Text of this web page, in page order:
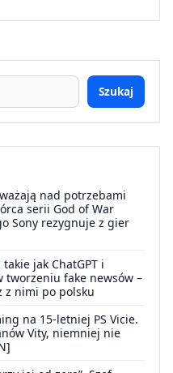
Szukaj
nad potrzebami
serii God of War
Sony rezygnuje z gier
jak ChatGPT i
tworzeniu fake newsów –
z nimi po polsku
na 15-letniej PS Vicie.
Vity, niemniej nie